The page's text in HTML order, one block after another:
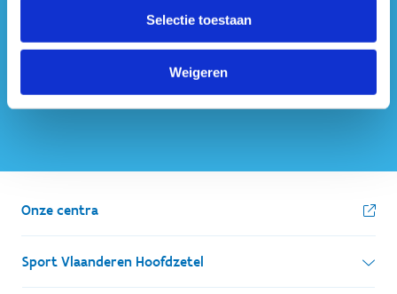
Selectie toestaan
Weigeren
ook op sociale media
Onze centra
Sport Vlaanderen Hoofdzetel